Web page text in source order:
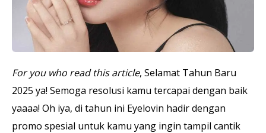
For you who read this article, Selamat Tahun Baru
2025 ya! Semoga resolusi kamu tercapai dengan baik
yaaaa! Oh iya, di tahun ini Eyelovin hadir dengan
promo spesial untuk kamu yang ingin tampil cantik